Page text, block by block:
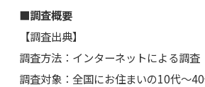
■調査概要
【調査出典】
調査方法：インターネットによる調査
調査対象：全国にお住まいの10代～